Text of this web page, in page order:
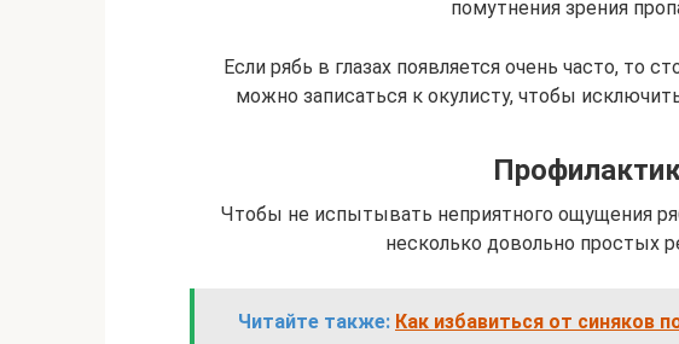
помутнения зрения
Если рябь в глазах появляется очень часто, то
можно записаться к окулисту, чтобы
Чтобы не испытывать неприятного ощущения
несколько довольно простых
Читайте также: Как избавиться от синяков